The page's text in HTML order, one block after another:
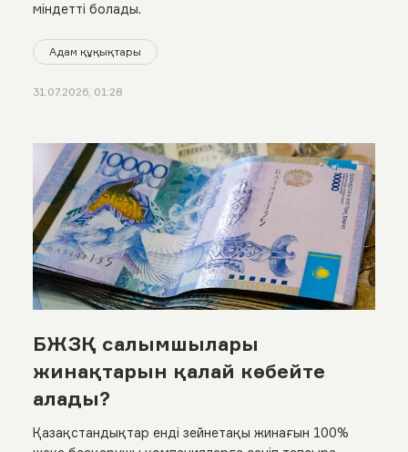
міндетті болады.
Адам құқықтары
31.07.2026, 01:28
БЖЗҚ салымшылары
жинақтарын қалай көбейте
алады?
Қазақстандықтар енді зейнетақы жинағын 100%